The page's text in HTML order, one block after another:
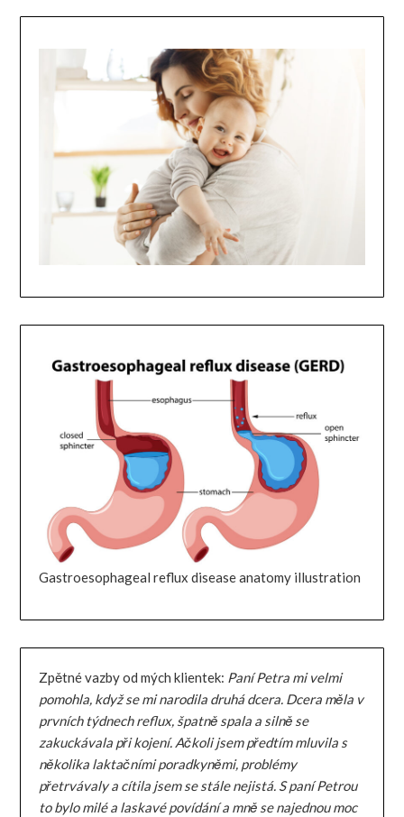
Gastroesophageal reflux disease anatomy illustration
Zpětné vazby od mých klientek: Paní Petra mi velmi
pomohla, když se mi narodila druhá dcera. Dcera měla v
prvních týdnech reflux, špatně spala a silně se
zakuckávala při kojení. Ačkoli jsem předtím mluvila s
několika laktačními poradkyněmi, problémy
přetrvávaly a cítila jsem se stále nejistá. S paní Petrou
to bylo milé a laskavé povídání a mně se najednou moc